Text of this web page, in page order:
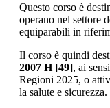
Questo corso è
operano nel settore
equiparabili in
Il corso è quindi
2007 H [49], ai
Regioni 2025, o
la salute e sicurezza.